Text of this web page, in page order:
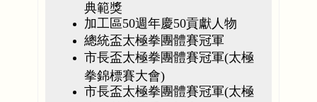
典範獎
加工區50週年慶50貢獻人物
總統盃太極拳團體賽冠軍
市長盃太極拳團體賽冠軍(太極
拳錦標賽大會)
市長盃太極拳團體賽冠軍(太極